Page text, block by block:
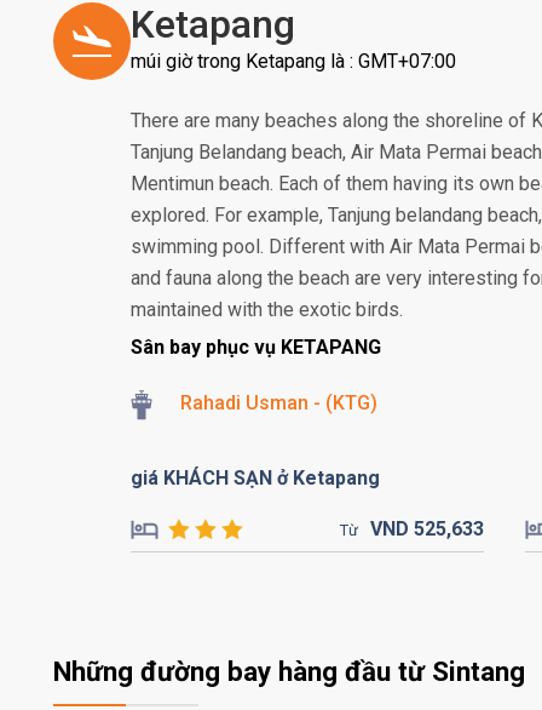
Ketapang
múi giờ trong Ketapang là : GMT+07:00
There are many beaches along the shoreline of
Tanjung Belandang beach, Air Mata Permai
Mentimun beach. Each of them having its own
explored. For example, Tanjung belandang
swimming pool. Different with Air Mata Permai
and fauna along the beach are very interesting
maintained with the exotic birds.
Sân bay phục vụ KETAPANG
Rahadi Usman - (KTG)
giá KHÁCH SẠN ở Ketapang
Từ VND 525,633
Những đường bay hàng đầu từ Sintang